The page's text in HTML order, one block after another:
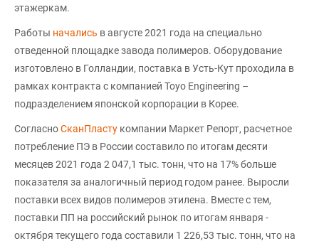
этажеркам.
Работы начались в августе 2021 года на специально
отведенной площадке завода полимеров. Оборудование
изготовлено в Голландии, поставка в Усть-Кут проходила в
рамках контракта с компанией Toyo Engineering –
подразделением японской корпорации в Корее.
СогласноСканПласту компании Маркет Репорт, расчетное
потребление ПЭ в России составило по итогам десяти
месяцев 2021 года 2 047,1 тыс. тонн, что на 17% больше
показателя за аналогичный период годом ранее. Выросли
поставки всех видов полимеров этилена. Вместе с тем,
поставки ПП на российский рынок по итогам января -
октября текущего года составили 1 226,53 тыс. тонн, что на